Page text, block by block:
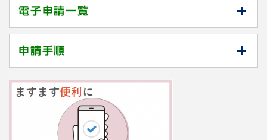
電子申請一覧
申請手順